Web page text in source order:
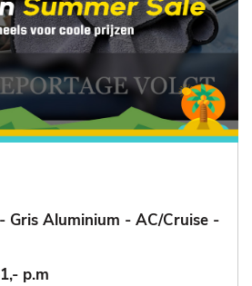
Gris Aluminium - AC/Cruise -
p.m